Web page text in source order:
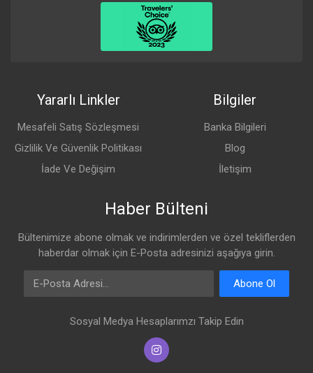
Yararlı Linkler
Mesafeli Satış Sözleşmesi
Gizlilik Ve Güvenlik Politikası
İade Ve Değişim
Bilgiler
Banka Bilgileri
Blog
İletişim
Haber Bülteni
Bültenimize abone olmak ve indirimlerden ve özel tekliflerden
haberdar olmak için E-Posta adresinizi aşağıya girin.
E-Posta Adresi
Abone Ol
Sosyal Medya Hesaplarımzı Takip Edin